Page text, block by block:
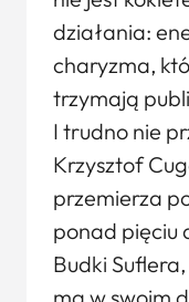
działania:
charyzma,
trzymają
I trudno nie
Krzysztof
przemierza
ponad pięciu
Budki